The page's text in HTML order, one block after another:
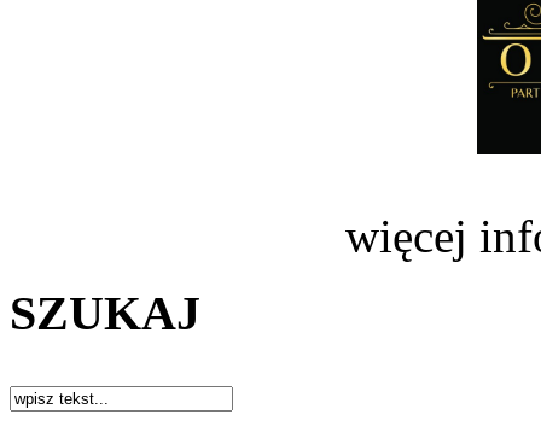
więcej
SZUKAJ